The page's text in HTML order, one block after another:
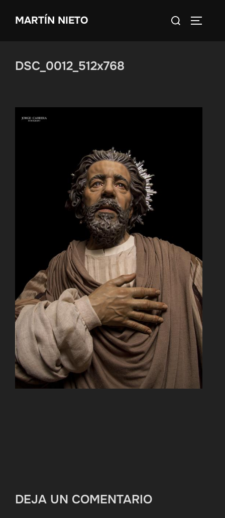
MARTÍN NIETO Buscar:
DSC_0012_512x768
DEJA UN COMENTARIO